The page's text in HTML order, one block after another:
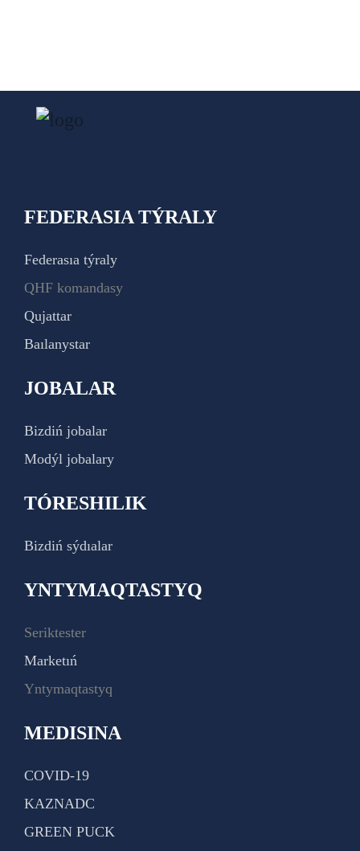
FEDERASIA TÝRALY
Federasıa týraly
QHF komandasy
Qujattar
Baılanystar
JOBALAR
Bizdiń jobalar
Modýl jobalary
TÓRESHILIK
Bizdiń sýdıalar
YNTYMAQTASTYQ
Seriktester
Marketıń
Yntymaqtastyq
MEDISINA
COVID-19
KAZNADC
GREEN PUCK